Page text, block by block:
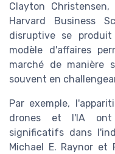
Clayton
Harvard Business
disruptive se
modèle d'affaires
marché de manière
souvent en
Par exemple,
drones et l'IA ont
significatifs dans
Michael E. Raynor et